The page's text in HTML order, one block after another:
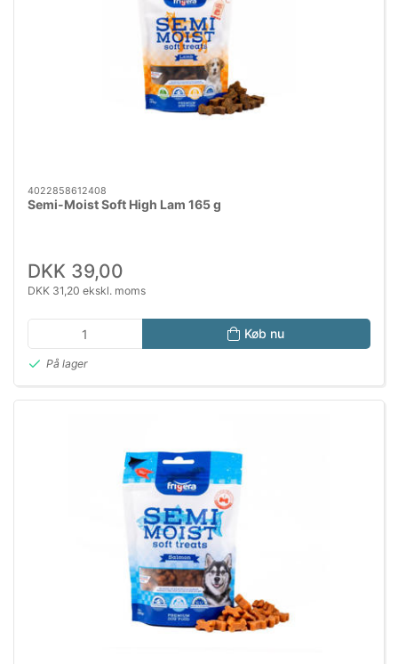
4022858612408
Semi-Moist Soft High Lam 165 g
DKK 39,00
DKK 31,20 ekskl. moms
Køb nu
På lager